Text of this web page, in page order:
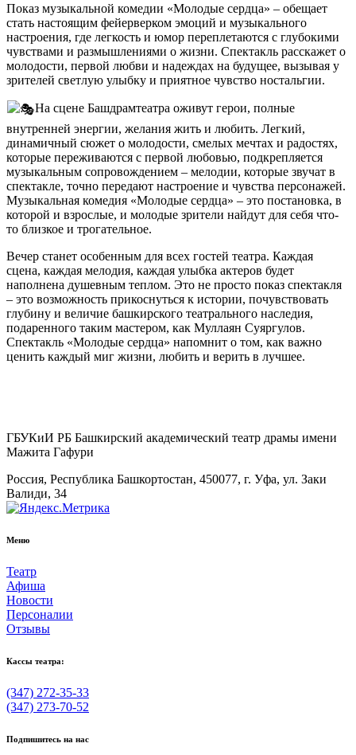
Показ музыкальной комедии «Молодые сердца» – обещает
стать настоящим фейерверком эмоций и музыкального
настроения, где легкость и юмор переплетаются с глубокими
чувствами и размышлениями о жизни. Спектакль расскажет о
молодости, первой любви и надеждах на будущее, вызывая у
зрителей светлую улыбку и приятное чувство ностальгии.
На сцене Башдрамтеатра оживут герои, полные
внутренней энергии, желания жить и любить. Легкий,
динамичный сюжет о молодости, смелых мечтах и радостях,
которые переживаются с первой любовью, подкрепляется
музыкальным сопровождением – мелодии, которые звучат в
спектакле, точно передают настроение и чувства персонажей.
Музыкальная комедия «Молодые сердца» – это постановка, в
которой и взрослые, и молодые зрители найдут для себя что-
то близкое и трогательное.
Вечер станет особенным для всех гостей театра. Каждая
сцена, каждая мелодия, каждая улыбка актеров будет
наполнена душевным теплом. Это не просто показ спектакля
– это возможность прикоснуться к истории, почувствовать
глубину и величие башкирского театрального наследия,
подаренного таким мастером, как Муллаян Суяргулов.
Спектакль «Молодые сердца» напомнит о том, как важно
ценить каждый миг жизни, любить и верить в лучшее.
ГБУКиИ РБ Башкирский академический театр драмы имени
Мажита Гафури
Россия, Республика Башкортостан, 450077, г. Уфа, ул. Заки
Валиди, 34
Меню
Театр
Афиша
Новости
Персоналии
Отзывы
Кассы театра:
(347) 272-35-33
(347) 273-70-52
Подпишитесь на нас